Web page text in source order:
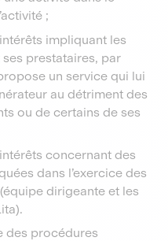
;
impliquant les
prestataires, par
un service qui lui
au détriment des
ou de certains de ses
concernant des
dans l’exercice des
dirigeante et les
des procédures